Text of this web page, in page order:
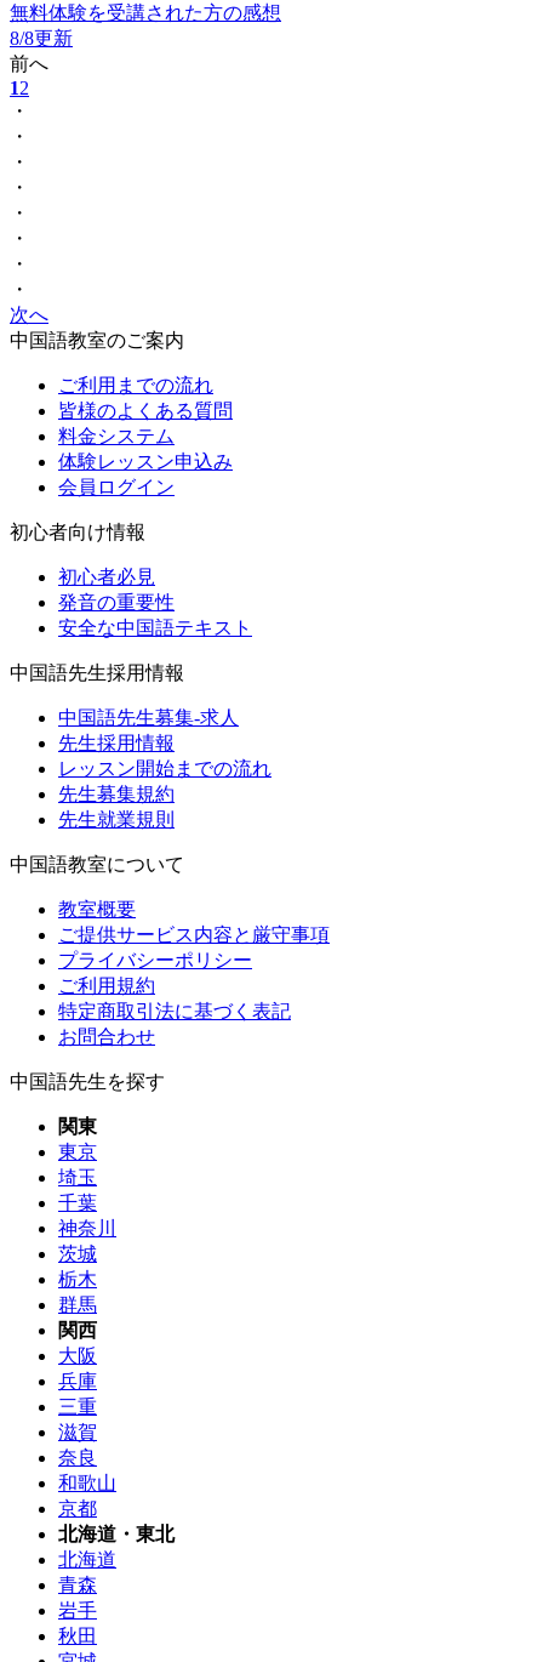
無料体験を受講された方の感想
8/8更新
前へ
12
・
・
・
・
・
・
・
・
次へ
中国語教室のご案内
ご利用までの流れ
皆様のよくある質問
料金システム
体験レッスン申込み
会員ログイン
初心者向け情報
初心者必見
発音の重要性
安全な中国語テキスト
中国語先生採用情報
中国語先生募集-求人
先生採用情報
レッスン開始までの流れ
先生募集規約
先生就業規則
中国語教室について
教室概要
ご提供サービス内容と厳守事項
プライバシーポリシー
ご利用規約
特定商取引法に基づく表記
お問合わせ
中国語先生を探す
関東
東京
埼玉
千葉
神奈川
茨城
栃木
群馬
関西
大阪
兵庫
三重
滋賀
奈良
和歌山
京都
北海道・東北
北海道
青森
岩手
秋田